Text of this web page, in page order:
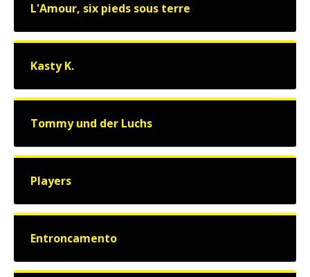
L'Amour, six pieds sous terre
Kasty K.
Tommy und der Luchs
Players
Entroncamento